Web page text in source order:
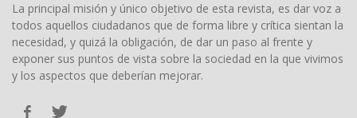
La principal misión y único objetivo de esta revista, es dar voz a
todos aquellos ciudadanos que de forma libre y crítica sientan la
necesidad, y quizá la obligación, de dar un paso al frente y
exponer sus puntos de vista sobre la sociedad en la que vivimos
y los aspectos que deberían mejorar.